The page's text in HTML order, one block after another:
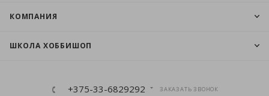
КОМПАНИЯ
ШКОЛА ХОББИШОП
+375-33-6829292 ЗАКАЗАТЬ ЗВОНОК